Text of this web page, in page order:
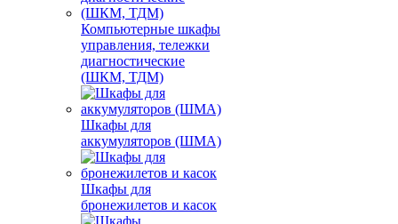
Компьютерные шкафы
управления, тележки
диагностические
(ШКМ, ТДМ)
Шкафы для
аккумуляторов (ШМА)
Шкафы для
бронежилетов и касок